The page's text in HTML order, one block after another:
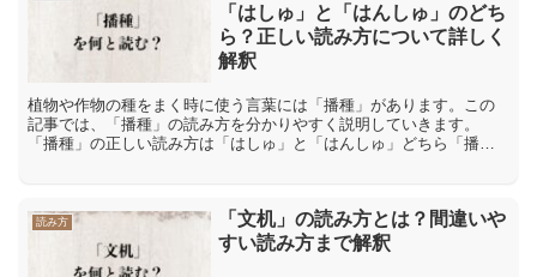
「はしゅ」と「はんしゅ」のどち
ら？正しい読み方について詳しく
解釈
植物や作物の種をまく時に使う言葉には「播種」があります。この
記事では、「播種」の読み方を分かりやすく説明していきます。
「播種」の正しい読み方は「はしゅ」と「はんしゅ」どちら「播
読み方
「文机」の読み方とは？間違いや
すい読み方まで解釈